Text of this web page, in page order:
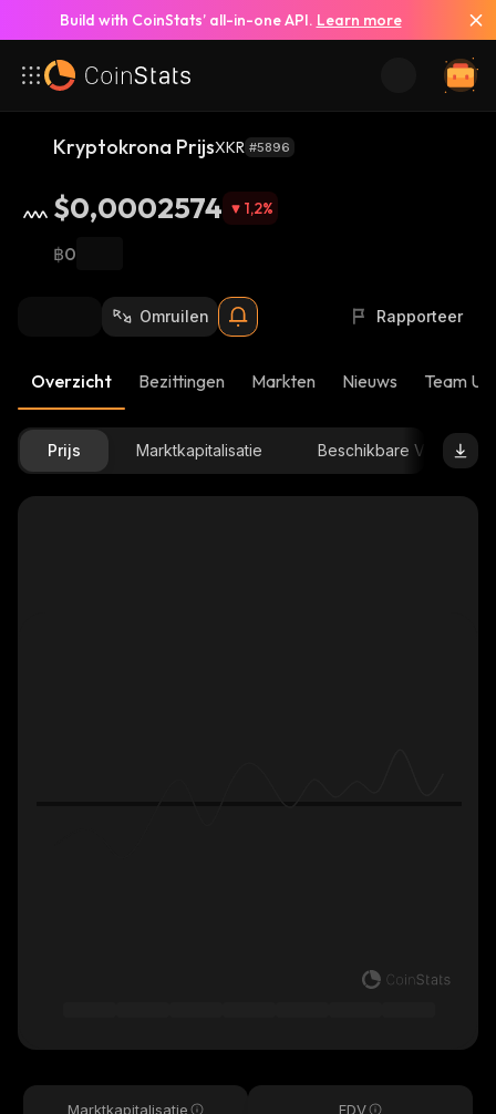
Build with CoinStats’ all-in-one API. Learn more
Kryptokrona PrijsXKR #5896
$0,0002574 1,2%
฿0
Omruilen Rapporteer
Overzicht Bezittingen Markten Nieuws Team
Prijs Marktkapitalisatie Beschikbare Voorraad
Marktkapitalisatie FDV